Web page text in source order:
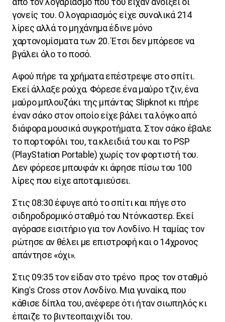
γονείς του. Ο λογαριασμός είχε συνολικά 214
λίρες αλλά το μηχάνημα έδινε μόνο
χαρτονομίσματα των 20. Έτσι δεν μπόρεσε να
βγάλει όλο το ποσό.
Αφού πήρε τα χρήματα επέστρεψε στο σπίτι.
Εκεί άλλαξε ρούχα. Φόρεσε ένα μαύρο τζιν, ένα
μαύρο μπλουζάκι της μπάντας Slipknot κι πήρε
έναν σάκο στον οποίο είχε βάλει τα λόγκο από
διάφορα μουσικά συγκροτήματα. Στον σάκο έβαλε
το πορτοφόλι του, τα κλειδιά του και το PSP
(PlayStation Portable) χωρίς τον φορτιστή του.
Δεν φόρεσε μπουφάν κι άφησε πίσω του 100
λίρες που είχε αποταμιεύσει.
Στις 08:30 έφυγε από το σπίτι και πήγε στο
σιδηροδρομικό σταθμό του Ντόνκαστερ. Εκεί
αγόρασε εισιτήριο για τον Λονδίνο. Η ταμίας τον
ρώτησε αν θέλει με επιστροφή και ο 14χρονος
απάντησε «όχι».
Στις 09:35 τον είδαν στο τρένο προς τον σταθμό
King’s Cross στον Λονδίνο. Μια γυναίκα, που
κάθισε δίπλα του, ανέφερε ότι ήταν σιωπηλός κι
έπαιζε το βιντεοπαιχνίδι του.